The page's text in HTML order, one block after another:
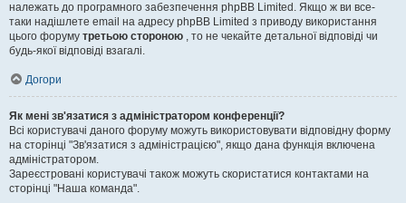
належать до програмного забезпечення phpBB Limited. Якщо ж ви все-
таки надішлете email на адресу phpBB Limited з приводу використання
цього форуму третьою стороною , то не чекайте детальної відповіді чи
будь-якої відповіді взагалі.
Догори
Як мені зв'язатися з адміністратором конференції?
Всі користувачі даного форуму можуть використовувати відповідну форму
на сторінці "Зв'язатися з адміністрацією", якщо дана функція включена
адміністратором.
Зареєстровані користувачі також можуть скористатися контактами на
сторінці "Наша команда".